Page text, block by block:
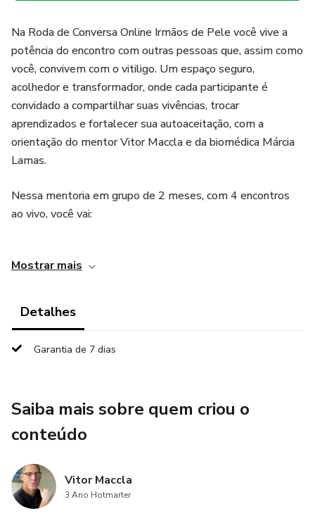
Na Roda de Conversa Online Irmãos de Pele você vive a
potência do encontro com outras pessoas que, assim como
você, convivem com o vitiligo. Um espaço seguro,
acolhedor e transformador, onde cada participante é
convidado a compartilhar suas vivências, trocar
aprendizados e fortalecer sua autoaceitação, com a
orientação do mentor Vitor Maccla e da biomédica Márcia
Lamas.
Nessa mentoria em grupo de 2 meses, com 4 encontros
ao vivo, você vai:
sozinho(a);
compartilhada;
- Fortalecer sua autoestima, transformando a maneira
- Experimentar a potência do grupo, ampliando sua rede de
apoio e pertencimento;
- Ser acolhido(a) independente de estar em tratamento
médico ou não — o foco está na sua subjetividade e na
construção de novos modos de viver a própria pele.
Mostrar mais
Detalhes
Garantia de 7 dias
Saiba mais sobre quem criou o
conteúdo
Vitor Maccla
3 Ano Hotmarter